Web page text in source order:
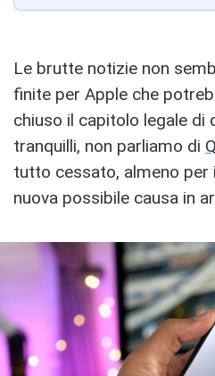
Le brutte notizie non
finite per Apple che
chiuso il capitolo legale di
tranquilli, non parliamo di
tutto cessato, almeno per
nuova possibile causa in